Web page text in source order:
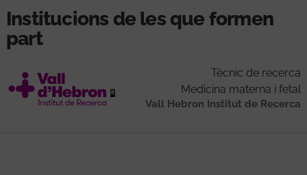
Institucions de les que formen
part
Tècnic de recerca
Medicina materna i fetal
Vall Hebron Institut de Recerca